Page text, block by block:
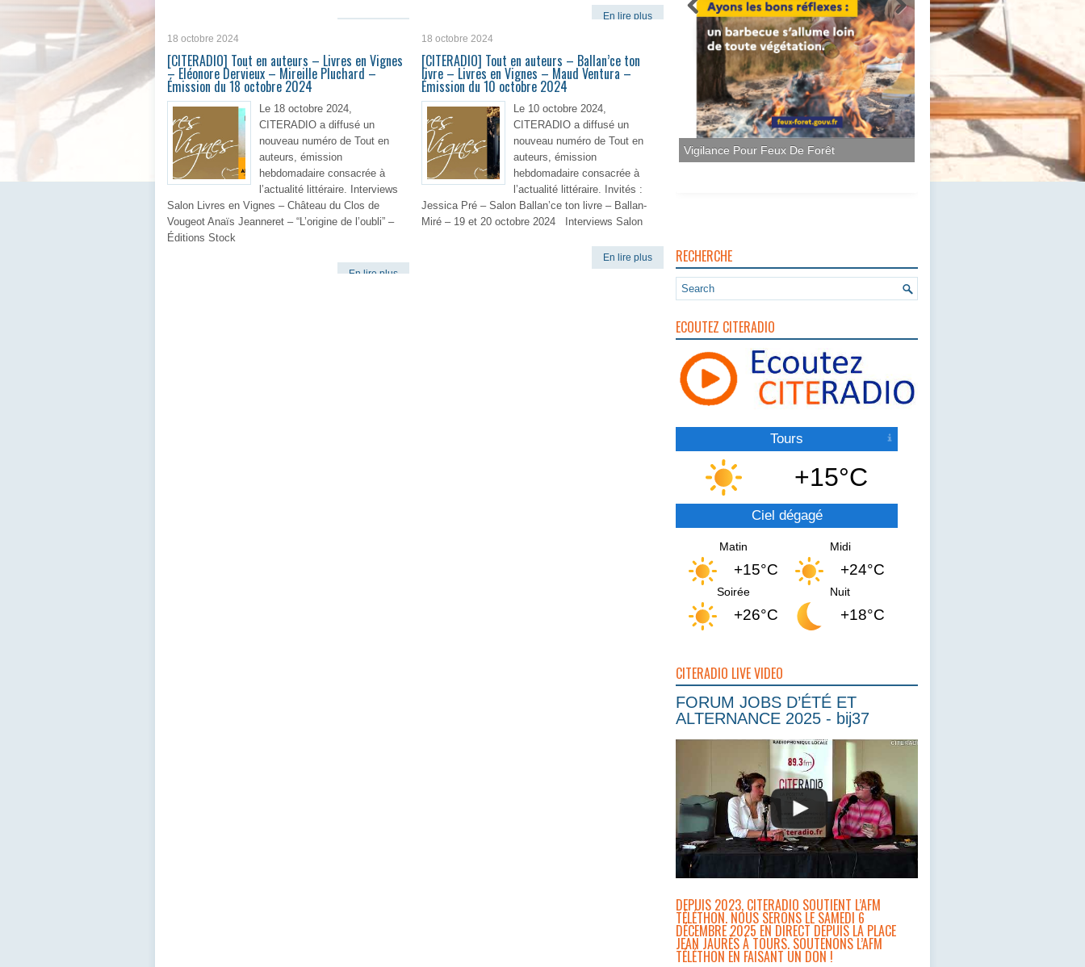
En lire plus
18 octobre 2024
[CITERADIO] Tout en auteurs – Livres en Vignes
– Eléonore Dervieux – Mireille Pluchard –
Émission du 18 octobre 2024
Le 18 octobre 2024,
CITERADIO a diffusé un
nouveau numéro de Tout en
auteurs, émission
hebdomadaire consacrée à
l’actualité littéraire. Interviews
Salon Livres en Vignes – Château du Clos de
Vougeot Anaïs Jeanneret – “L’origine de l’oubli” –
Éditions Stock
En lire plus
18 octobre 2024
[CITERADIO] Tout en auteurs – Ballan’ce ton
livre – Livres en Vignes – Maud Ventura –
Émission du 10 octobre 2024
Le 10 octobre 2024,
CITERADIO a diffusé un
nouveau numéro de Tout en
auteurs, émission
hebdomadaire consacrée à
l’actualité littéraire. Invités :
Jessica Pré – Salon Ballan’ce ton livre – Ballan-
Miré – 19 et 20 octobre 2024 Interviews Salon
En lire plus
Vigilance Pour Feux De Forêt
RECHERCHE
ECOUTEZ CITERADIO
Tours
+15°C
Ciel dégagé
Matin
+15°C
Midi
+24°C
Soirée
+26°C
Nuit
+18°C
CITERADIO LIVE VIDEO
FORUM JOBS D’ÉTÉ ET
ALTERNANCE 2025 - bij37
DEPUIS 2023, CITERADIO SOUTIENT L’AFM
TÉLÉTHON. NOUS SERONS LE SAMEDI 6
DÉCEMBRE 2025 EN DIRECT DEPUIS LA PLACE
JEAN JAURÈS À TOURS. SOUTENONS L’AFM
TÉLÉTHON EN FAISANT UN DON !